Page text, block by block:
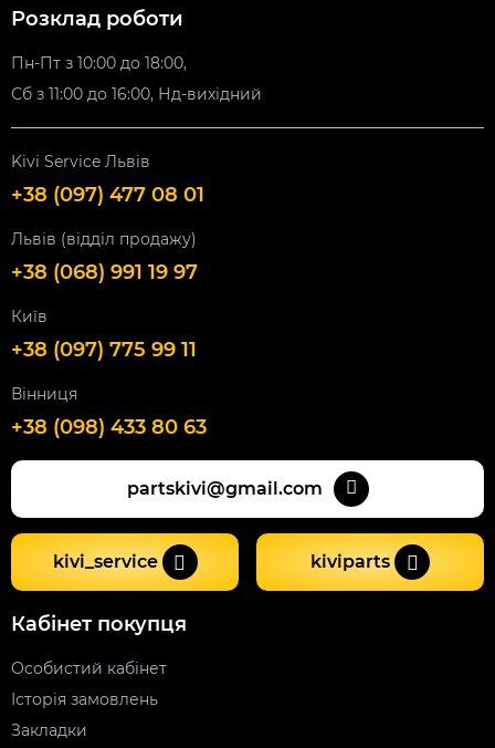
Розклад роботи
Пн-Пт з 10:00 до 18:00,
Сб з 11:00 до 16:00, Нд-вихідний
Kivi Service Львів
+38 (097) 477 08 01
Львів (відділ продажу)
+38 (068) 991 19 97
Київ
+38 (097) 775 99 11
Вінниця
+38 (098) 433 80 63
partskivi@gmail.com
kivi_service kiviparts
Кабінет покупця
Особистий кабінет
Історія замовлень
Закладки